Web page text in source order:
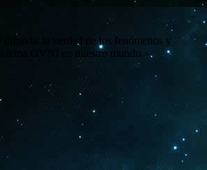
difundir la verdad de los fenómenos y
tema OVNI en nuestro mundo.»